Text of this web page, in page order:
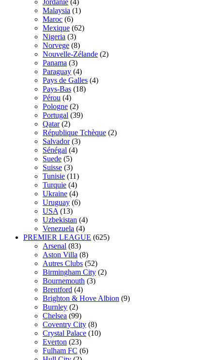
Jordanie (4)
Malaysia (1)
Maroc (6)
Mexique (62)
Nigeria (3)
Norvege (8)
Nouvelle-Zélande (2)
Panama (3)
Paraguay (4)
Pays de Galles (4)
Pays-Bas (18)
Pérou (4)
Pologne (2)
Portugal (39)
Qatar (2)
République Tchèque (2)
Salvador (3)
Sénégal (4)
Suede (5)
Suisse (3)
Tunisie (11)
Turquie (4)
Ukraine (4)
Uruguay (6)
USA (13)
Uzbekistan (4)
Venezuela (4)
PREMIER LEAGUE (625)
Arsenal (83)
Aston Villa (8)
Autres Clubs (52)
Birmingham City (2)
Bournemouth (3)
Brentford (4)
Brighton & Hove Albion (9)
Burnley (2)
Chelsea (99)
Coventry City (8)
Crystal Palace (10)
Everton (23)
Fulham FC (6)